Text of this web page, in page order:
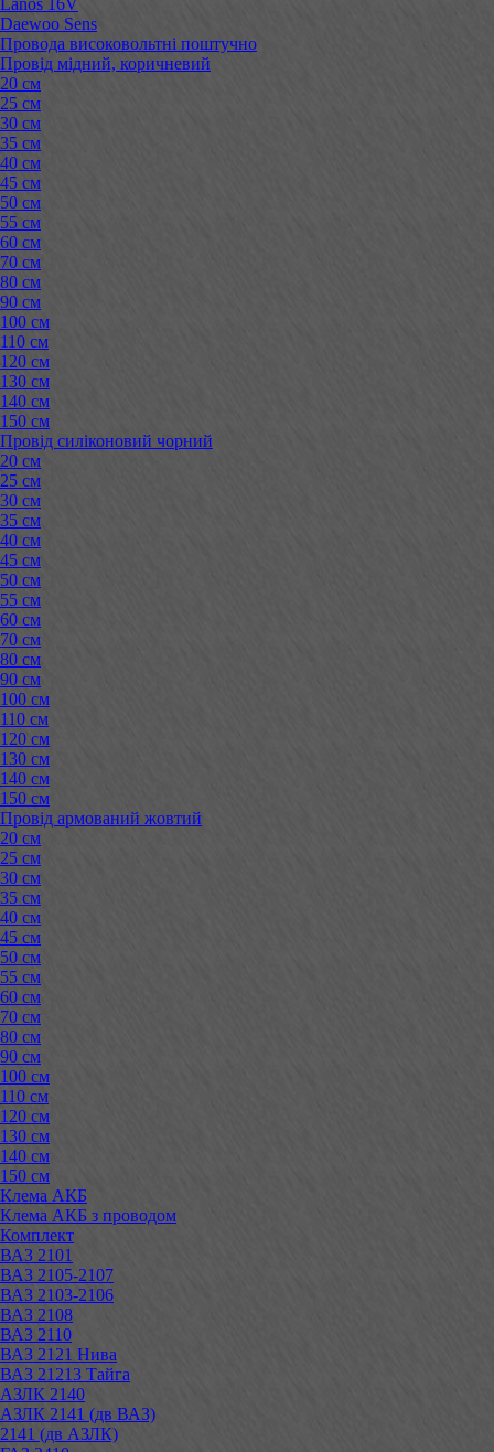
Daewoo Sens
Провода високовольтні поштучно
Провід мідний, коричневий
20 см
25 см
30 см
35 см
40 см
45 см
50 см
55 см
60 см
70 см
80 см
90 см
100 см
110 см
120 см
130 см
140 см
150 см
Провід силіконовий чорний
20 см
25 см
30 см
35 см
40 см
45 см
50 см
55 см
60 см
70 см
80 см
90 см
100 см
110 см
120 см
130 см
140 см
150 см
Провід армований жовтий
20 см
25 см
30 см
35 см
40 см
45 см
50 см
55 см
60 см
70 см
80 см
90 см
100 см
110 см
120 см
130 см
140 см
150 см
Клема АКБ
Клема АКБ з проводом
Комплект
ВАЗ 2101
ВАЗ 2105-2107
ВАЗ 2103-2106
ВАЗ 2108
ВАЗ 2110
ВАЗ 2121 Нива
ВАЗ 21213 Тайга
АЗЛК 2140
АЗЛК 2141 (дв ВАЗ)
2141 (дв АЗЛК)